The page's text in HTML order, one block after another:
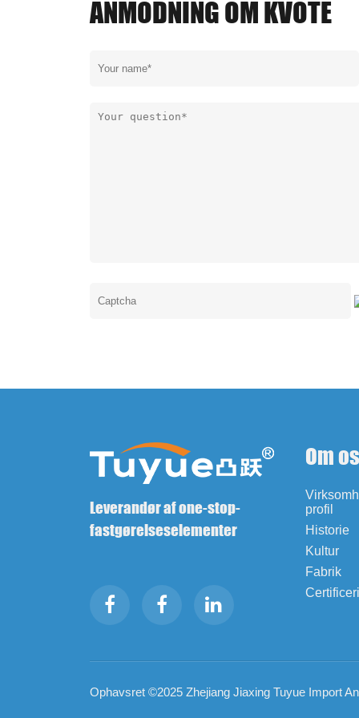
ANMODNING OM KVOTE
Leverandør af one-stop-
fastgørelseselementer
Om os
profil
Historie
Kultur
Fabrik
Ophavsret ©2025 Zhejiang Jiaxing Tuyue Import